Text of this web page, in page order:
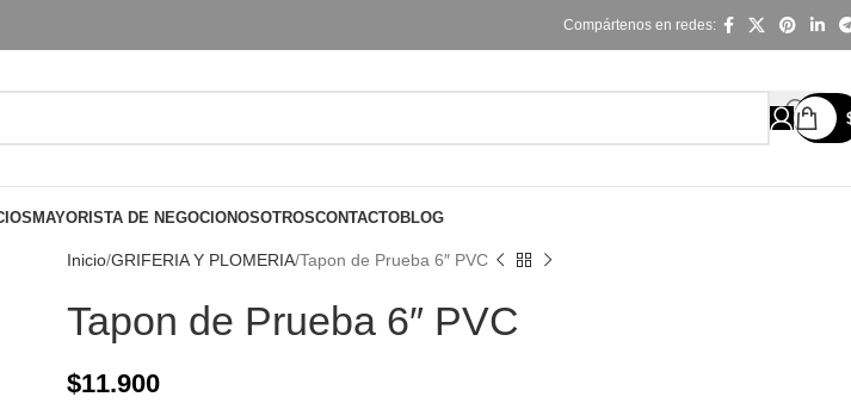
Compártenos en redes:
MAYORISTA DE NEGOCIONOSOTROSCONTACTOBLOG
Inicio GRIFERIA Y PLOMERIA Tapon de Prueba 6″ PVC
Tapon de Prueba 6″ PVC
$11.900